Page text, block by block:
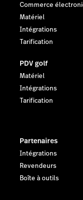
Commerce
Matériel
Intégrations
Tarification
PDV golf
Matériel
Intégrations
Tarification
Partenaires
Intégrations
Revendeurs
Boîte à outils